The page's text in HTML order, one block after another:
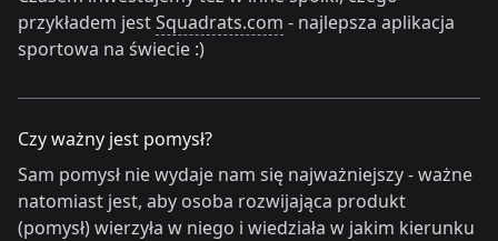
przykładem jestSquadrats.com - najlepsza aplikacja
sportowa na świecie :)
Czy ważny jest pomysł?
Sam pomysł nie wydaje nam się najważniejszy - ważne
natomiast jest, aby osoba rozwijająca produkt
(pomysł) wierzyła w niego i wiedziała w jakim kierunku